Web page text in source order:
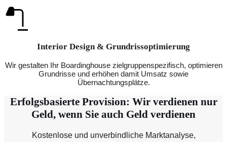
Interior Design & Grundrissoptimierung
Wir gestalten Ihr Boardinghouse zielgruppenspezifisch, optimieren
Grundrisse und erhöhen damit Umsatz sowie
Übernachtungsplätze.
Erfolgsbasierte Provision: Wir verdienen nur
Geld, wenn Sie auch Geld verdienen
Kostenlose und unverbindliche Marktanalyse,